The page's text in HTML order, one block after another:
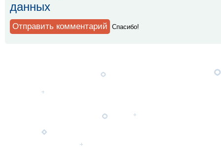
данных
Спaсибо!